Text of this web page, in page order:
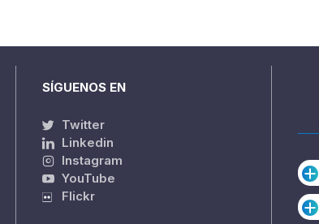
SÍGUENOS EN
Twitter
Linkedin
Instagram
YouTube
Flickr